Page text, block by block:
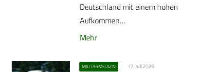
Deutschland mit einem hohen
Aufkommen…
Mehr
MILITÄRMEDIZIN 17. Juli 2026